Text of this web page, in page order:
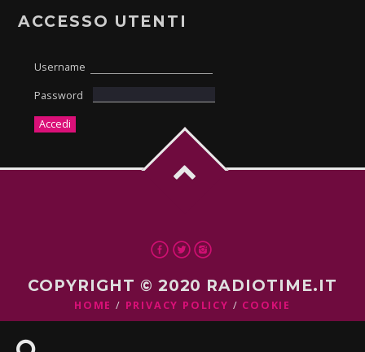
ACCESSO UTENTI
Username
Password
COPYRIGHT © 2020 RADIOTIME.IT
HOME PRIVACY POLICY COOKIE